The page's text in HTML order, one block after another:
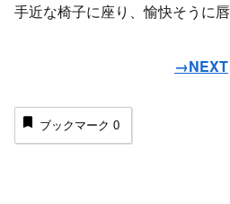
手近な椅子に座り、愉快そうに唇
→NEXT
ブックマーク 0